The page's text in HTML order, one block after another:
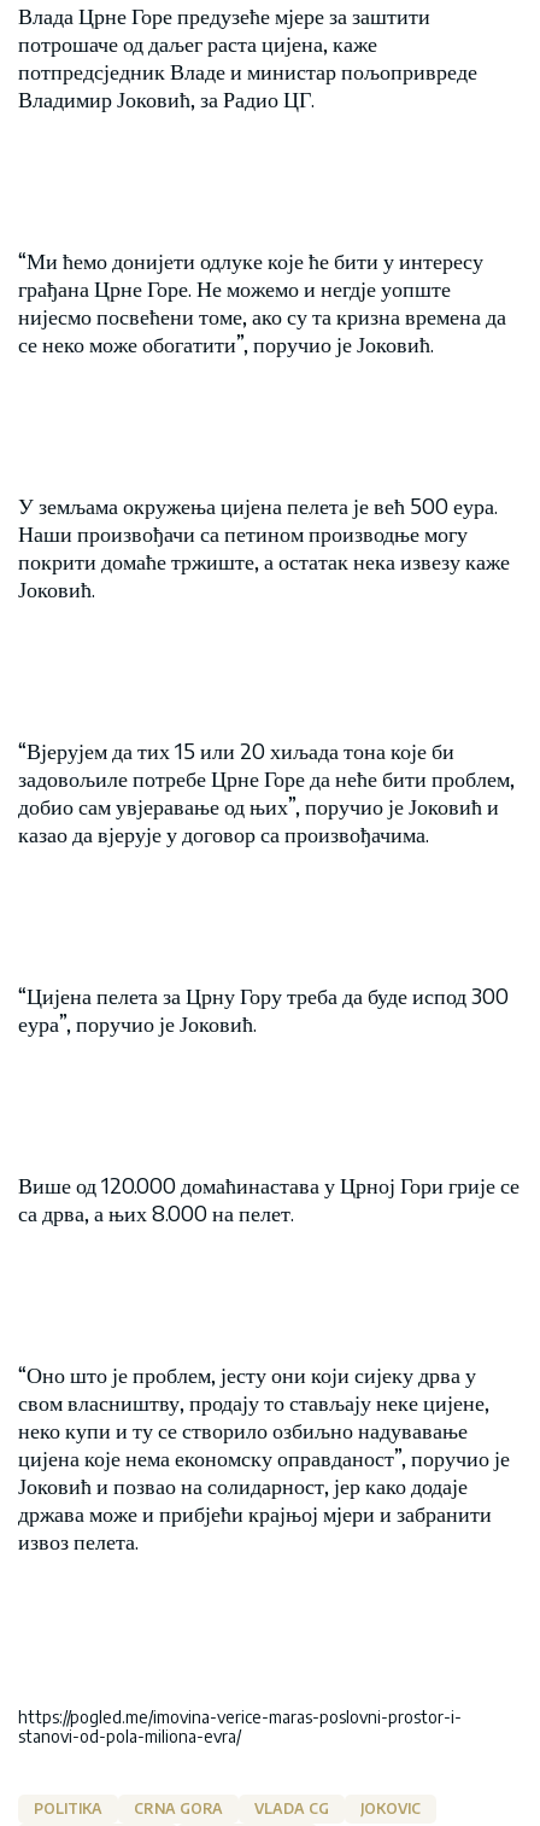
Влада Црне Горе предузеће мјере за заштити
потрошаче од даљег раста цијена, каже
потпредсједник Владе и министар пољопривреде
Владимир Јоковић, за Радио ЦГ.
“Ми ћемо донијети одлуке које ће бити у интересу
грађана Црне Горе. Не можемо и негдје уопште
нијесмо посвећени томе, ако су та кризна времена да
се неко може обогатити”, поручио је Јоковић.
У земљама окружења цијена пелета је већ 500 еура.
Наши произвођачи са петином производње могу
покрити домаће тржиште, а остатак нека извезу каже
Јоковић.
“Вјерујем да тих 15 или 20 хиљада тона које би
задовољиле потребе Црне Горе да неће бити проблем,
добио сам увјеравање од њих”, поручио је Јоковић и
казао да вјерује у договор са произвођачима.
“Цијена пелета за Црну Гору треба да буде испод 300
еура”, поручио је Јоковић.
Више од 120.000 домаћинастава у Црној Гори грије се
са дрва, а њих 8.000 на пелет.
“Оно што је проблем, јесту они који сијеку дрва у
свом власништву, продају то стављају неке цијене,
неко купи и ту се створило озбиљно надувавање
цијена које нема економску оправданост”, поручио је
Јоковић и позвао на солидарност, јер како додаје
држава може и прибјећи крајњој мјери и забранити
извоз пелета.
https://pogled.me/imovina-verice-maras-poslovni-prostor-i-
stanovi-od-pola-miliona-evra/
POLITIKA CRNA GORA VLADA CG JOKOVIC